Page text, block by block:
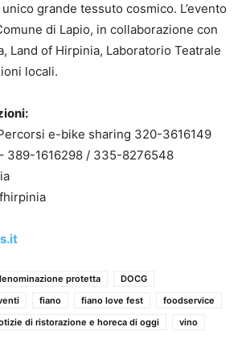
grande tessuto cosmico. L’evento
di Lapio, in collaborazione con
Land of Hirpinia, Laboratorio Teatrale
locali.
e-bike sharing 320-3616149
389-1616298 / 335-8276548
protetta
DOCG
fiano fiano love fest
foodservice
di ristorazione e horeca di oggi
vino